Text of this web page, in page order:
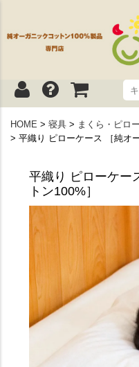
HOME 寝具 まくら・ピロ
平織り ピローケース ［純オ
平織り ピローケー
トン100%］